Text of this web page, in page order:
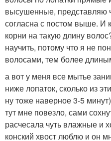
высушенные, представляю
согласна с постом выше. И
корни на такую длину
научить, потому что я не
волосами, тем более
а вот у меня все мытье
ниже лопаток, сколько из
ну тоже наверное 3-5
тут мне повезло, сами
расчесала чуть влажные и
конский хвост люблю и он